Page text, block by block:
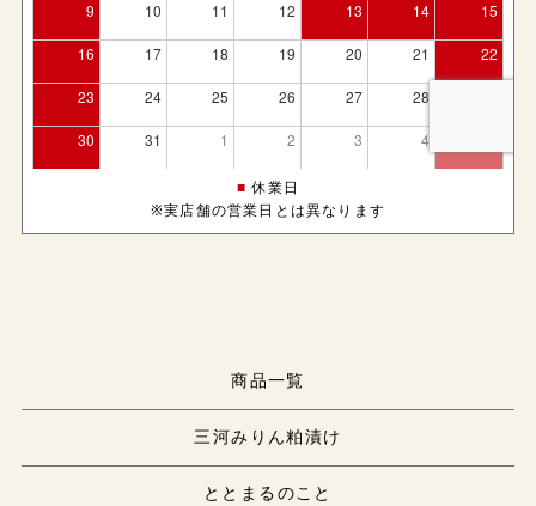
■ 休業日
※実店舗の営業日とは異なります
商品一覧
三河みりん粕漬け
ととまるのこと